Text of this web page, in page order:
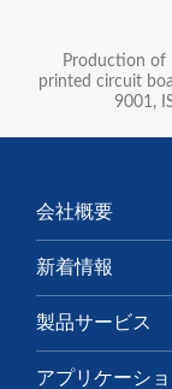
Production of
printed circuit
9001,
会社概要
新着情報
製品サービス
アプリケーシ